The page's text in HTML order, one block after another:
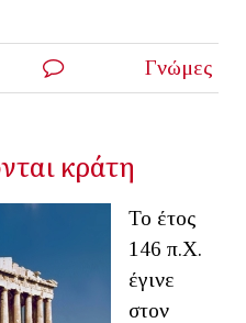
Γνώμες
κράτη
Το έτος
146 π.Χ.
έγινε
στον